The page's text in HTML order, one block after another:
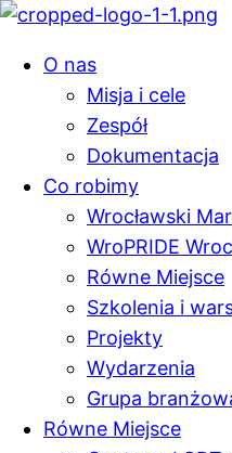
O nas
Misja i cele
Zespół
Dokumentacja
Co robimy
Wrocławski
WroPRIDE
Równe Miejsce
Szkolenia i
Projekty
Wydarzenia
Grupa
Równe Miejsce